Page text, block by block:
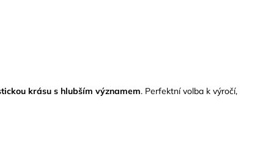
krásu s hlubším významem. Perfektní volba k výročí,